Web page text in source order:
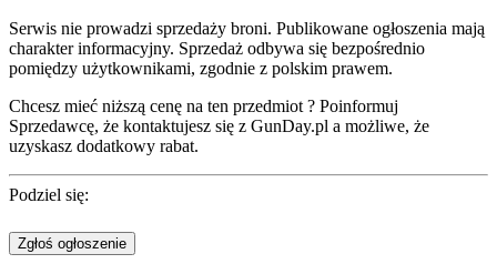
Serwis nie prowadzi sprzedaży broni. Publikowane ogłoszenia mają
charakter informacyjny. Sprzedaż odbywa się bezpośrednio
pomiędzy użytkownikami, zgodnie z polskim prawem.
Chcesz mieć niższą cenę na ten przedmiot ? Poinformuj
Sprzedawcę, że kontaktujesz się z GunDay.pl a możliwe, że
uzyskasz dodatkowy rabat.
Podziel się:
Zgłoś ogłoszenie